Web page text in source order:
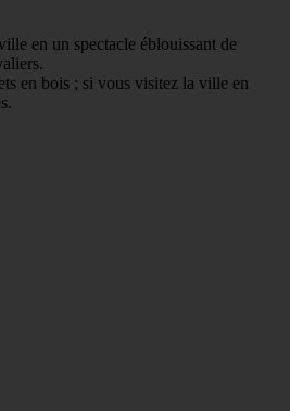
en un spectacle éblouissant de
en bois ; si vous visitez la ville en